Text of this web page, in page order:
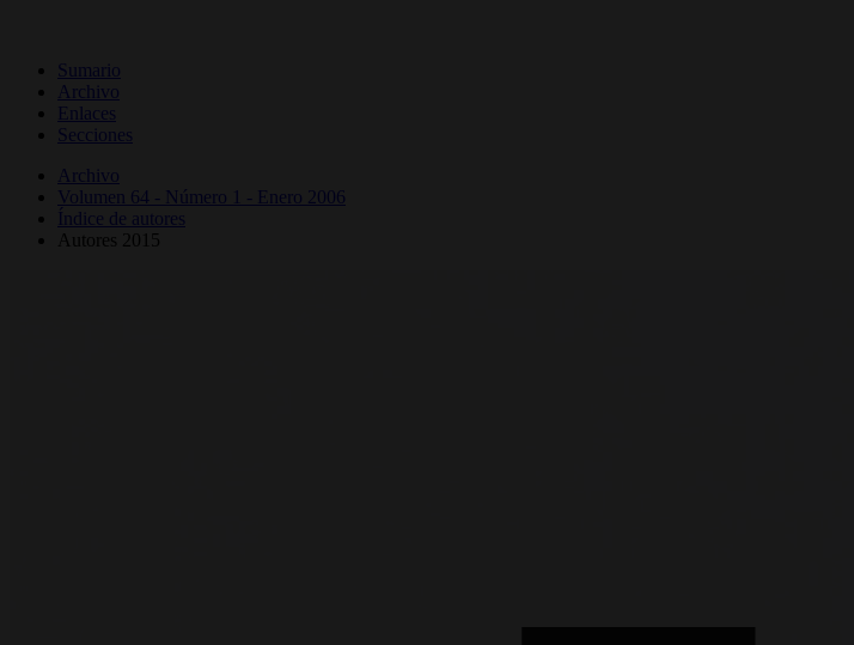
Sumario
Archivo
Enlaces
Secciones
Archivo
Volumen 64 - Número 1 - Enero 2006
Índice de autores
Autores 2015